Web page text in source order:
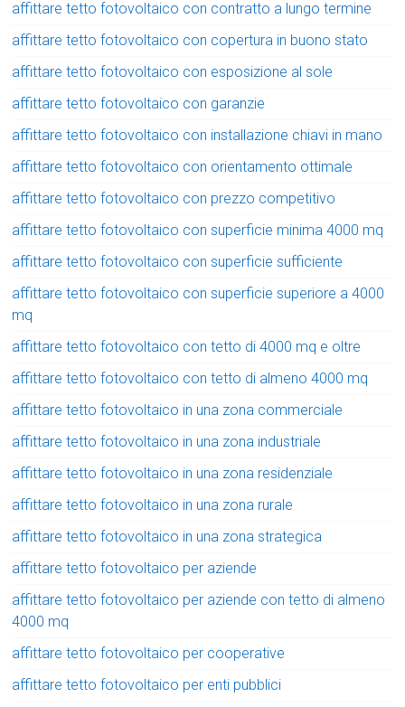
affittare tetto fotovoltaico con contratto a lungo termine
affittare tetto fotovoltaico con copertura in buono stato
affittare tetto fotovoltaico con esposizione al sole
affittare tetto fotovoltaico con garanzie
affittare tetto fotovoltaico con installazione chiavi in mano
affittare tetto fotovoltaico con orientamento ottimale
affittare tetto fotovoltaico con prezzo competitivo
affittare tetto fotovoltaico con superficie minima 4000 mq
affittare tetto fotovoltaico con superficie sufficiente
affittare tetto fotovoltaico con superficie superiore a 4000
mq
affittare tetto fotovoltaico con tetto di 4000 mq e oltre
affittare tetto fotovoltaico con tetto di almeno 4000 mq
affittare tetto fotovoltaico in una zona commerciale
affittare tetto fotovoltaico in una zona industriale
affittare tetto fotovoltaico in una zona residenziale
affittare tetto fotovoltaico in una zona rurale
affittare tetto fotovoltaico in una zona strategica
affittare tetto fotovoltaico per aziende
affittare tetto fotovoltaico per aziende con tetto di almeno
4000 mq
affittare tetto fotovoltaico per cooperative
affittare tetto fotovoltaico per enti pubblici